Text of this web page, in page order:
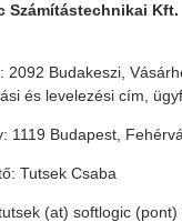
Számítástechnikai Kft.
2092 Budakeszi,
és levelezési cím,
1119 Budapest,
Tutsek Csaba
(at) softlogic (pont)